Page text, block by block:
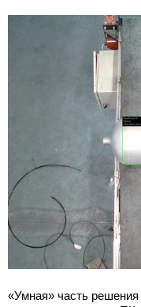
«Умная» часть